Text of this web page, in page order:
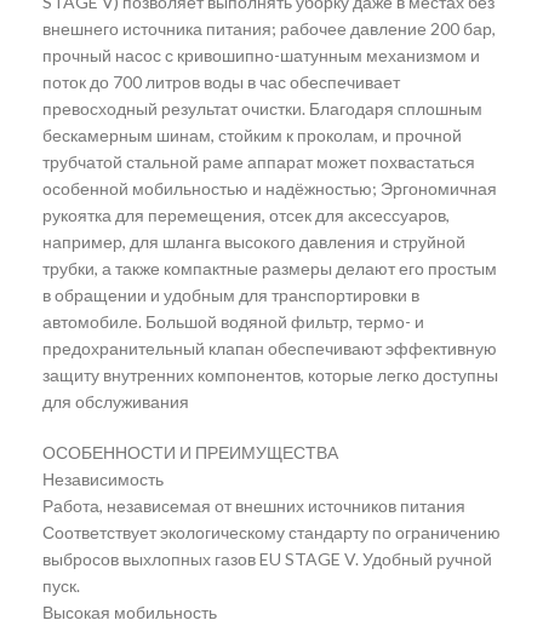
внешнего источника питания; рабочее давление 200 бар,
прочный насос с кривошипно-шатунным механизмом и
поток до 700 литров воды в час обеспечивает
превосходный результат очистки. Благодаря сплошным
бескамерным шинам, стойким к проколам, и прочной
трубчатой стальной раме аппарат может похвастаться
особенной мобильностью и надёжностью; Эргономичная
рукоятка для перемещения, отсек для аксессуаров,
например, для шланга высокого давления и струйной
трубки, а также компактные размеры делают его простым
в обращении и удобным для транспортировки в
автомобиле. Большой водяной фильтр, термо- и
предохранительный клапан обеспечивают эффективную
защиту внутренних компонентов, которые легко доступны
для обслуживания
ОСОБЕННОСТИ И ПРЕИМУЩЕСТВА
Независимость
Работа, независемая от внешних источников питания
Соответствует экологическому стандарту по ограничению
выбросов выхлопных газов EU STAGE V. Удобный ручной
пуск.
Высокая мобильность